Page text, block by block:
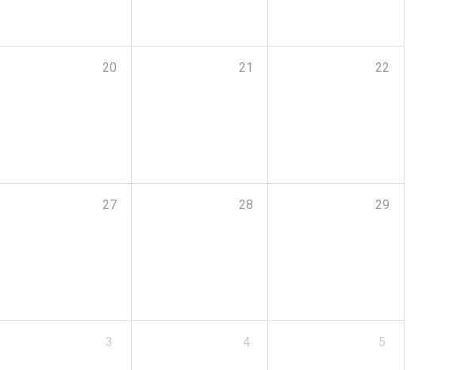
20 21 22
27 28 29
3 4 5